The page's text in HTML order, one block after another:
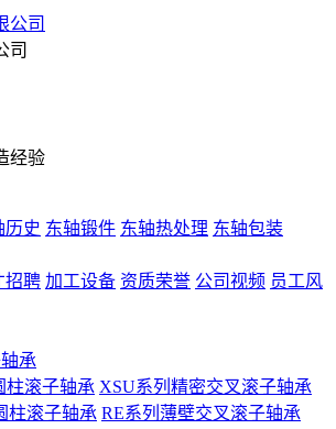
司
经验
历史 东轴锻件 东轴热处理 东轴包装
招聘 加工设备 资质荣誉 公司视频 员工风
承
柱滚子轴承 XSU系列精密交叉滚子轴承
柱滚子轴承 RE系列薄壁交叉滚子轴承